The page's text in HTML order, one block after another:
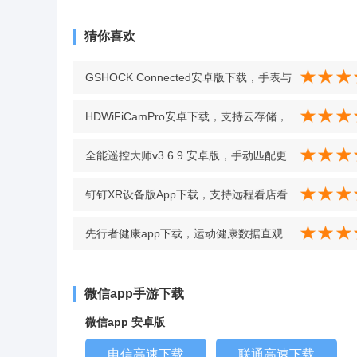
猜你喜欢
GSHOCK Connected安卓版下载，手表与
手机数据同步流畅，功能联动更可靠
HDWiFiCamPro安卓下载，支持云存储，
移动侦测推送、安防给力 v7.4 最新版
全能遥控大师v3.6.9 安卓版，手动匹配更
灵活，万能遥控适配无压力 v3.6.9 安卓版
钉钉XR设备版App下载，支持远程看店看
家，实时查看监控视频 v6.5.10.2000 安卓
先行者健康app下载，运动健康数据直观
微信app手游下载
微信app 安卓版
电信高速下载 联通高速下载